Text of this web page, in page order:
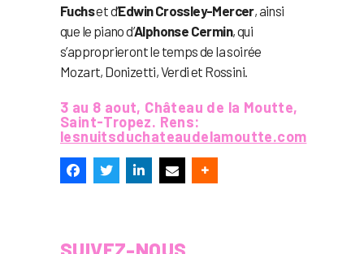
Fuchset d’Edwin Crossley-Mercer, ainsi
que le piano d’Alphonse Cermin, qui
s’approprieront le temps de la soirée
Mozart, Donizetti, Verdi et Rossini.
3 au 8 aout, Château de la Moutte,
Saint-Tropez. Rens:
lesnuitsduchateaudelamoutte.com